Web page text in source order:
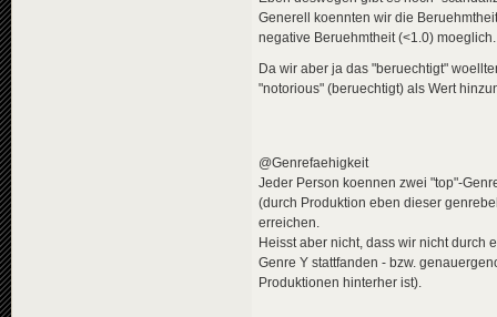
Generell koennten wir die
negative Beruehmtheit (<1.0) moeglich.
Da wir aber ja das "beruechtigt"
"notorious" (beruechtigt) als Wert
@Genrefaehigkeit
Jeder Person koennen zwei "top"-
(durch Produktion eben dieser
erreichen.
Heisst aber nicht, dass wir nicht durch
Genre Y stattfanden - bzw.
Produktionen hinterher ist).